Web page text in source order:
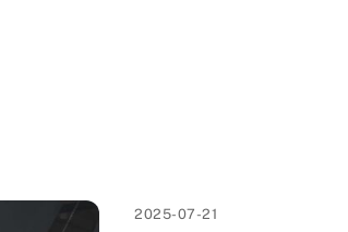
2025-07-21